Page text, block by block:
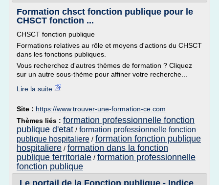
Formation chsct fonction publique pour le
CHSCT fonction ...
CHSCT fonction publique
Formations relatives au rôle et moyens d'actions du CHSCT
dans les fonctions publiques.
Vous recherchez d'autres thèmes de formation ? Cliquez
sur un autre sous-thème pour affiner votre recherche...
Lire la suite
Site : https://www.trouver-une-formation-ce.com
Thèmes liés : formation professionnelle fonction
publique d'etat / formation professionnelle fonction
publique hospitaliere / formation fonction publique
hospitaliere / formation dans la fonction
publique territoriale / formation professionnelle
fonction publique
Le portail de la Fonction publique - Indice